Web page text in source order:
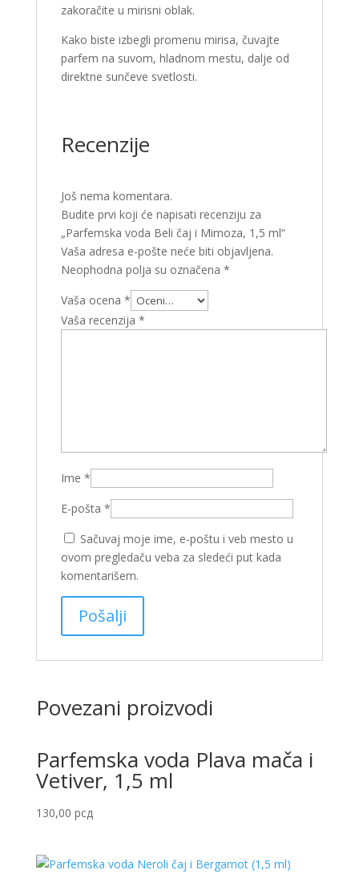
zakoračite u mirisni oblak.
Kako biste izbegli promenu mirisa, čuvajte
parfem na suvom, hladnom mestu, dalje od
direktne sunčeve svetlosti.
Recenzije
Još nema komentara.
Budite prvi koji će napisati recenziju za
„Parfemska voda Beli čaj i Mimoza, 1,5 ml“
Vaša adresa e-pošte neće biti objavljena.
Neophodna polja su označena *
Vaša ocena *
Vaša recenzija *
Ime *
E-pošta *
Sačuvaj moje ime, e-poštu i veb mesto u
ovom pregledaču veba za sledeći put kada
komentarišem.
Povezani proizvodi
Parfemska voda Plava mača i
Vetiver, 1,5 ml
130,00 рсд